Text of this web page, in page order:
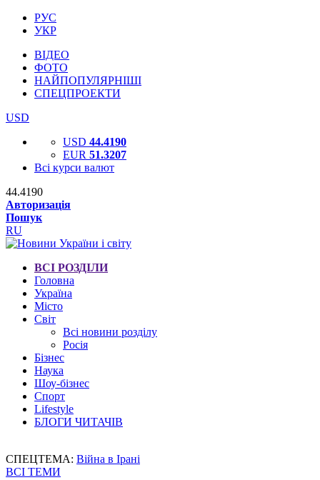
РУС
УКР
ВІДЕО
ФОТО
НАЙПОПУЛЯРНІШІ
СПЕЦПРОЕКТИ
USD
USD 44.4190
EUR 51.3207
Всі курси валют
44.4190
Авторизація
Пошук
RU
ВСІ РОЗДІЛИ
Головна
Україна
Місто
Світ
Всі новини розділу
Росія
Бізнес
Наука
Шоу-бізнес
Спорт
Lifestyle
БЛОГИ ЧИТАЧІВ
СПЕЦТЕМА: Війна в Ірані
ВСІ ТЕМИ